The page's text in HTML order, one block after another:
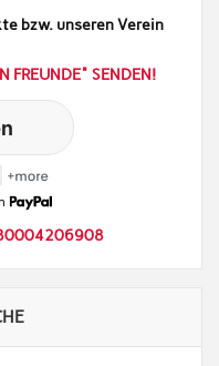
bzw. unseren Verein
FREUNDE" SENDEN!